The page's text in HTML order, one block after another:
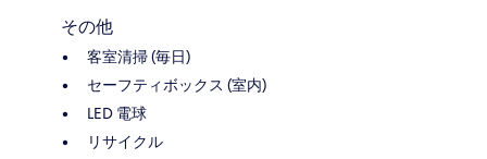
その他
客室清掃 (毎日)
セーフティボックス (室内)
LED 電球
リサイクル